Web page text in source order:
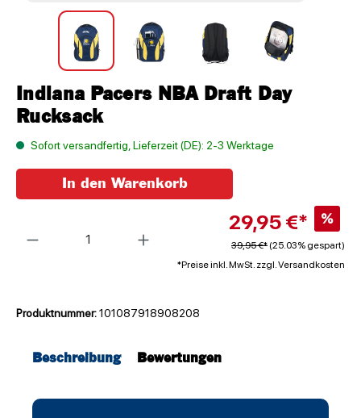
Indiana Pacers NBA Draft Day
Rucksack
Sofort versandfertig, Lieferzeit (DE): 2-3 Werktage
29,95 €* %
39,95 €* (25.03% gespart)
*Preise inkl. MwSt. zzgl. Versandkosten
In den Warenkorb
Produktnummer:101087918908208
Beschreibung Bewertungen